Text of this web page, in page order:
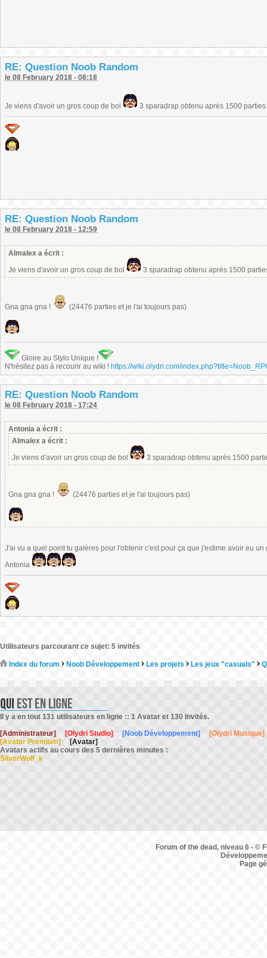
RE: Question Noob Random
le 08 February 2018 - 08:18
Je viens d'avoir un gros coup de bol 3 sparadrap obtenu après 1500 parties
RE: Question Noob Random
le 08 February 2018 - 12:59
Almalex a écrit :
Je viens d'avoir un gros coup de bol
3 sparadrap obtenu après 1500
Gna gna gna ! (24476 parties et je l'ai toujours pas)
Gloire au Stylo Unique !
N'hésitez pas à recourir au wiki ! https://wiki.olydri.com/
RE: Question Noob Random
le 08 February 2018 - 17:24
Antonia a écrit :
Almalex a écrit :
Je viens d'avoir un gros coup de bol
3 sparadrap obtenu après 1500
Gna gna gna ! (24476 parties et je l'ai toujours pas)
J'ai vu a quel point tu galères pour l'obtenir c'est pour ça que j'estime avoir eu
Antonia
Utilisateurs parcourant ce sujet: 5 invités
Index du forum Noob Développement Les projets Les jeux "casuals"
Il y a en tout 131 utilisateurs en ligne :: 1 Avatar et 130 Invités.
[Administrateur]
[Olydri Studio] [Noob Développement]
[Olydri Musique]
[Avatar Premium]
[Avatar]
Avatars actifs au cours des 5 dernières minutes :
SilverWolf_k
Forum of the dead, niveau 6 - ©
Page